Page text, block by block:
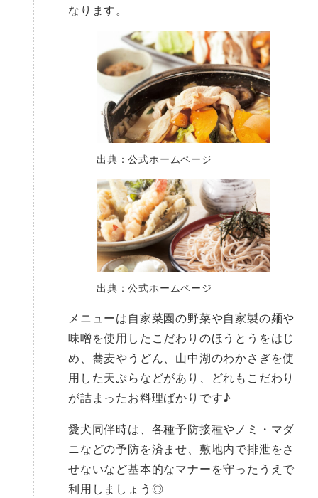
なります。
出典：公式ホームページ
出典：公式ホームページ
メニューは自家菜園の野菜や自家製の麺や
味噌を使用したこだわりのほうとうをはじ
め、蕎麦やうどん、山中湖のわかさぎを使
用した天ぷらなどがあり、どれもこだわり
が詰まったお料理ばかりです♪
愛犬同伴時は、各種予防接種やノミ・マダ
ニなどの予防を済ませ、敷地内で排泄をさ
せないなど基本的なマナーを守ったうえで
利用しましょう◎